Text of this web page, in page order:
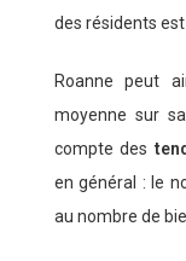
des résidents
Roanne peut
moyenne sur
compte des
en général : le
au nombre de